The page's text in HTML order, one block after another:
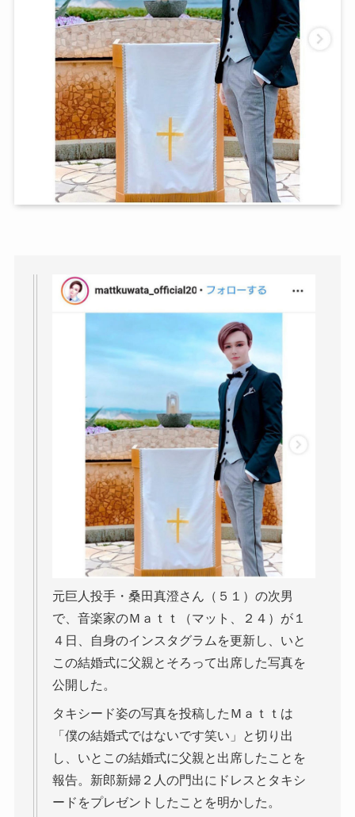
元巨人投手・桑田真澄さん（５１）の次男
で、音楽家のＭａｔｔ（マット、２４）が１
４日、自身のインスタグラムを更新し、いと
この結婚式に父親とそろって出席した写真を
公開した。
タキシード姿の写真を投稿したＭａｔｔは
「僕の結婚式ではないです笑い」と切り出
し、いとこの結婚式に父親と出席したことを
報告。新郎新婦２人の門出にドレスとタキシ
ードをプレゼントしたことを明かした。